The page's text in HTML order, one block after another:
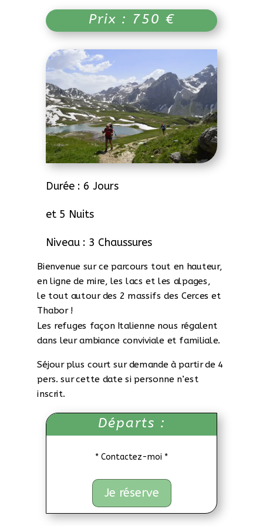
Prix : 750 €
Durée : 6 Jours
et 5 Nuits
Niveau : 3 Chaussures
Bienvenue sur ce parcours tout en hauteur,
en ligne de mire, les lacs et les alpages,
le tout autour des 2 massifs des Cerces et
Thabor !
Les refuges façon Italienne nous régalent
dans leur ambiance conviviale et familiale.
Séjour plus court sur demande à partir de 4
pers. sur cette date si personne n’est
inscrit.
Départs :
* Contactez-moi *
Je réserve